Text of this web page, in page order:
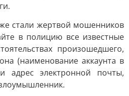
стали жертвой мошенников
в полицию все известные
произошедшего,
(наименование аккаунта в
адрес электронной почты,